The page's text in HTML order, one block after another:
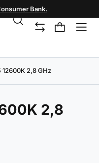
Bank.
12600K 2,8 GHz
2,8